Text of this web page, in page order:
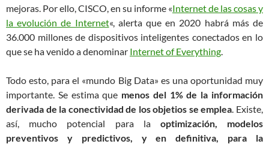
mejoras. Por ello, CISCO, en su informe «Internet de las cosas y
la evolución de Internet«, alerta que en 2020 habrá más de
36.000 millones de dispositivos inteligentes conectados en lo
que se ha venido a denominar Internet of Everything
Todo esto, para el «mundo Big Data» es una oportunidad muy
importante. Se estima que menos del 1% de la información
derivada de la conectividad de los objetios se emplea . Existe,
así, mucho potencial para la optimización, modelos
preventivos y predictivos, y en definitiva, para la